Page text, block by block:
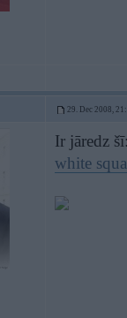
29. Dec 2008,
Ir jāredz
white